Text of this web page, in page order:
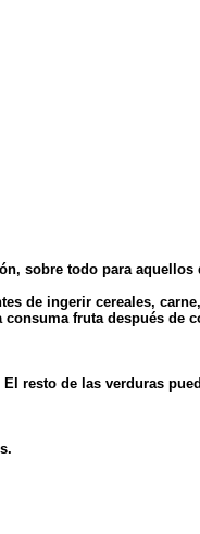
sobre todo para aquellos
de ingerir cereales,
fruta después de
resto de las verduras